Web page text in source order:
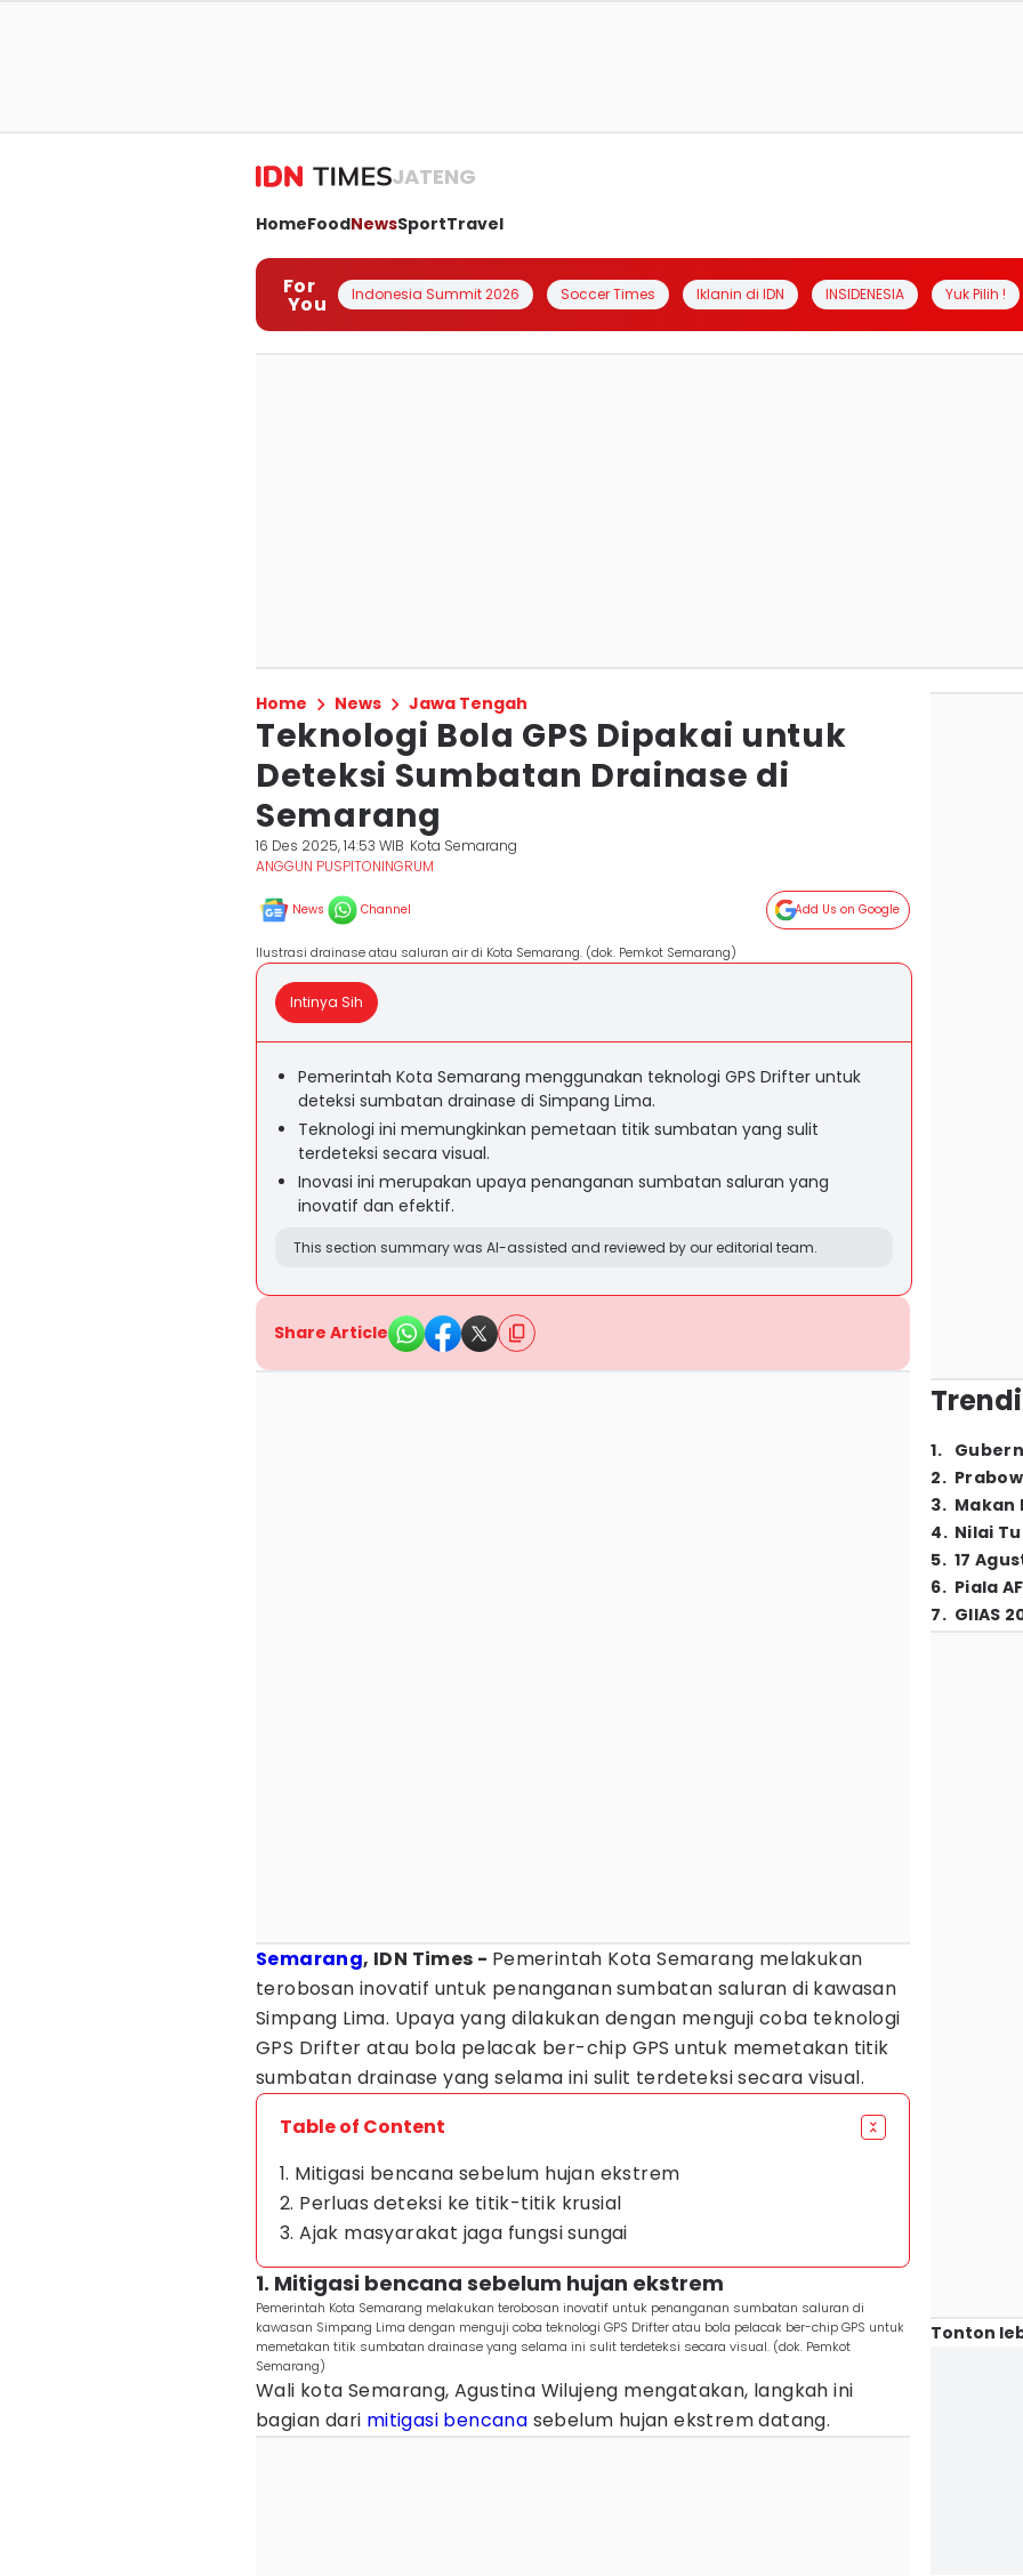
JATENG
HomeFoodNewsSportTravel
For
You Indonesia Summit 2026 Soccer Times Iklanin di IDN INSIDENESIA Yuk Pilih !
Home News Jawa Tengah
Teknologi Bola GPS Dipakai untuk
Deteksi Sumbatan Drainase di
Semarang
16 Des 2025, 14:53 WIB Kota Semarang
ANGGUN PUSPITONINGRUM
News Channel Add Us on Google
Ilustrasi drainase atau saluran air di Kota Semarang. (dok. Pemkot Semarang)
Intinya Sih
Pemerintah Kota Semarang menggunakan teknologi GPS Drifter untuk
deteksi sumbatan drainase di Simpang Lima.
Teknologi ini memungkinkan pemetaan titik sumbatan yang sulit
terdeteksi secara visual.
Inovasi ini merupakan upaya penanganan sumbatan saluran yang
inovatif dan efektif.
This section summary was AI-assisted and reviewed by our editorial team.
Share Article
Semarang, IDN Times - Pemerintah Kota Semarang melakukan
terobosan inovatif untuk penanganan sumbatan saluran di kawasan
Simpang Lima. Upaya yang dilakukan dengan menguji coba teknologi
GPS Drifter atau bola pelacak ber-chip GPS untuk memetakan titik
sumbatan drainase yang selama ini sulit terdeteksi secara visual.
Table of Content
1. Mitigasi bencana sebelum hujan ekstrem
2. Perluas deteksi ke titik-titik krusial
3. Ajak masyarakat jaga fungsi sungai
1. Mitigasi bencana sebelum hujan ekstrem
Pemerintah Kota Semarang melakukan terobosan inovatif untuk penanganan sumbatan saluran di
kawasan Simpang Lima dengan menguji coba teknologi GPS Drifter atau bola pelacak ber-chip GPS untuk
memetakan titik sumbatan drainase yang selama ini sulit terdeteksi secara visual. (dok. Pemkot
Semarang)
Wali kota Semarang, Agustina Wilujeng mengatakan, langkah ini
bagian dari mitigasi bencana sebelum hujan ekstrem datang.
1.
2.
3. Makan
4. Nilai
5. 17
6. Piala
7. GIIAS
Tonton